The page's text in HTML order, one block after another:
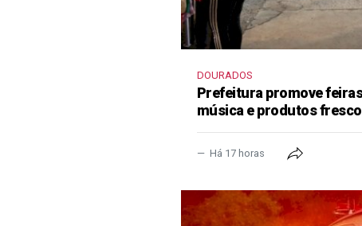
DOURADOS
Prefeitura promove
música e produtos
Há 17 horas